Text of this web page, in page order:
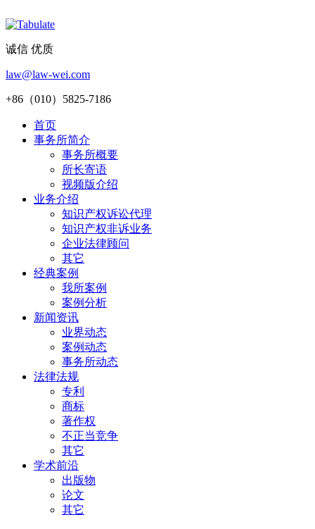
诚信 优质
law@law-wei.com
+86（010）5825-7186
首页
事务所简介
事务所概要
所长寄语
视频版介绍
业务介绍
知识产权诉讼代理
知识产权非诉业务
企业法律顾问
其它
经典案例
我所案例
案例分析
新闻资讯
业界动态
案例动态
事务所动态
法律法规
专利
商标
著作权
不正当竞争
其它
学术前沿
出版物
论文
其它